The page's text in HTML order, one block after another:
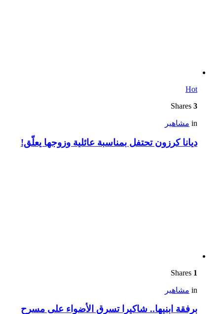
Hot
3
in مشاهير
ديانا كرزون تحتفل بمناسبة عائلية وزوجها يعلّق!
1
in مشاهير
برفقة ابنيها.. شاكيرا تسرق الأضواء على مسرح